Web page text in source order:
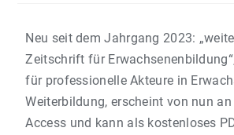
Neu seit dem Jahrgang 2023:
Zeitschrift für
für professionelle Akteure in
Weiterbildung, erscheint von nun
Access und kann als kostenloses